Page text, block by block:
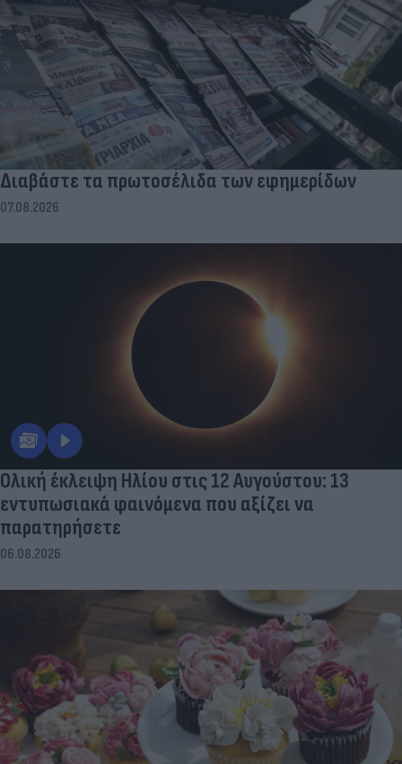
Διαβάστε τα πρωτοσέλιδα των εφημερίδων
07.08.2026
Ολική έκλειψη Ηλίου στις 12 Αυγούστου: 13
εντυπωσιακά φαινόμενα που αξίζει να
παρατηρήσετε
06.08.2026